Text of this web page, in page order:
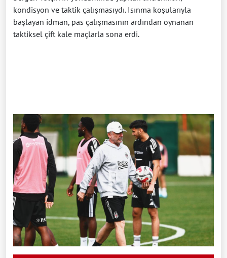
kondisyon ve taktik çalışmasıydı. Isınma koşularıyla
başlayan idman, pas çalışmasının ardından oynanan
taktiksel çift kale maçlarla sona erdi.